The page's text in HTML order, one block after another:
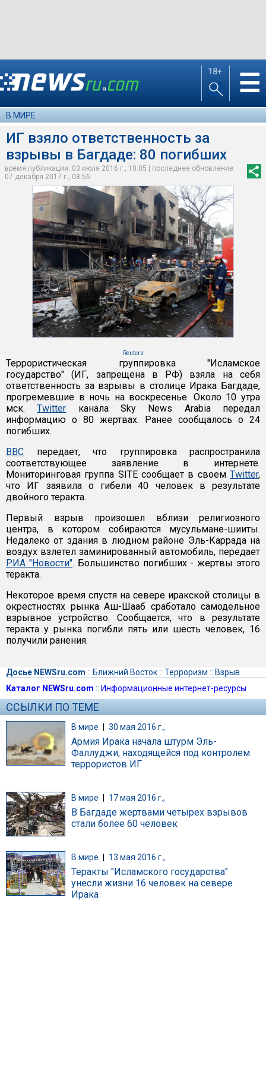
18+ ☰
В МИРЕ
ИГ взяло ответственность за
взрывы в Багдаде: 80 погибших
время публикации: 03 июля 2016 г., 10:05 | последнее обновление:
07 декабря 2017 г., 08:56
Reuters
Террористическая группировка "Исламское
государство" (ИГ, запрещена в РФ) взяла на себя
ответственность за взрывы в столице Ирака Багдаде,
прогремевшие в ночь на воскресенье. Около 10 утра
мск.Twitter канала Sky News Arabia передал
информацию о 80 жертвах. Ранее сообщалось о 24
погибших.
ВВС передает, что группировка распространила
соответствующее заявление в интернете.
Мониторинговая группа SITE сообщает в своем Twitter,
что ИГ заявила о гибели 40 человек в результате
двойного теракта.
Первый взрыв произошел вблизи религиозного
центра, в котором собираются мусульмане-шииты.
Недалеко от здания в людном районе Эль-Каррада на
воздух взлетел заминированный автомобиль, передает
РИА "Новости". Большинство погибших - жертвы этого
теракта.
Некоторое время спустя на севере иракской столицы в
окрестностях рынка Аш-Шааб сработало самодельное
взрывное устройство. Сообщается, что в результате
теракта у рынка погибли пять или шесть человек, 16
получили ранения.
Досье NEWSru.com :: Ближний Восток:: Терроризм :: Взрыв
Каталог NEWSru.com :: Информационные интернет-ресурсы
ССЫЛКИ ПО ТЕМЕ
В мире | 30 мая 2016 г.,
Армия Ирака начала штурм Эль-
Фаллуджи, находящейся под контролем
террористов ИГ
В мире 17 мая 2016 г.,
В Багдаде жертвами четырех взрывов
стали более 60 человек
В мире 13 мая 2016 г.,
Теракты "Исламского государства"
унесли жизни 16 человек на севере
Ирака